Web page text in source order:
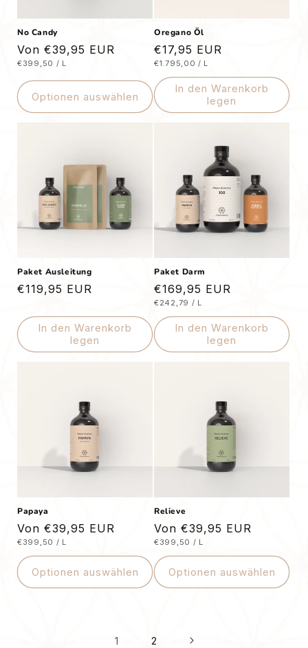
No Candy
Normaler
Preis
Von €39,95 EUR
STÜCKPREIS
€399,50 / PRO
L
Optionen auswählen
Oregano Öl
Normaler
Preis
€17,95 EUR
STÜCKPREIS
€1.795,00 / PRO
L
In den Warenkorb
legen
Paket Ausleitung
Normaler
€119,95 EUR
In den Warenkorb
legen
Paket Darm
Normaler
Preis
€169,95 EUR
STÜCKPREIS
€242,79 / PRO
L
In den Warenkorb
legen
Papaya
Normaler
Preis
Von €39,95 EUR
STÜCKPREIS
€399,50 / PRO
L
Optionen auswählen
Relieve
Normaler
Preis
Von €39,95 EUR
STÜCKPREIS
€399,50 / PRO
L
Optionen auswählen
1 2